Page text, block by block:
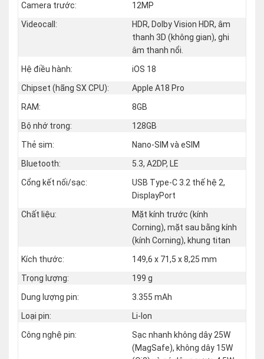
Camera trước:
12MP
Videocall:
HDR, Dolby Vision HDR, âm
thanh 3D (không gian), ghi
âm thanh nổi.
Hệ điều hành:
iOS 18
Chipset (hãng SX CPU):
Apple A18 Pro
RAM:
8GB
Bộ nhớ trong:
128GB
Thẻ sim:
Nano-SIM và eSIM
Bluetooth:
5.3, A2DP, LE
Cổng kết nối/sạc:
USB Type-C 3.2 thế hệ 2,
DisplayPort
Chất liệu:
Mặt kính trước (kính
Corning), mặt sau bằng kính
(kính Corning), khung titan
Kích thước:
149,6 x 71,5 x 8,25 mm
Trọng lượng:
199 g
Dung lượng pin:
3.355 mAh
Loại pin:
Li-Ion
Công nghệ pin:
Sạc nhanh không dây 25W
(MagSafe), không dây 15W